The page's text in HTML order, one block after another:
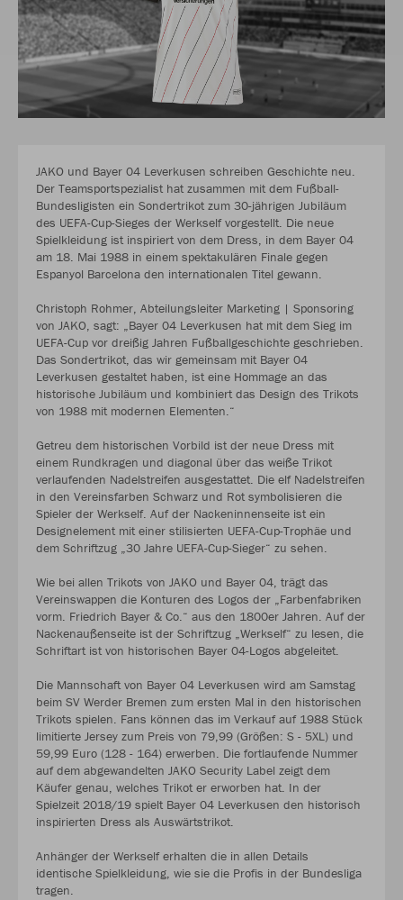
JAKO und Bayer 04 Leverkusen schreiben Geschichte neu.
Der Teamsportspezialist hat zusammen mit dem Fußball-
Bundesligisten ein Sondertrikot zum 30-jährigen Jubiläum
des UEFA-Cup-Sieges der Werkself vorgestellt. Die neue
Spielkleidung ist inspiriert von dem Dress, in dem Bayer 04
am 18. Mai 1988 in einem spektakulären Finale gegen
Espanyol Barcelona den internationalen Titel gewann.
Christoph Rohmer, Abteilungsleiter Marketing | Sponsoring
von JAKO, sagt: „Bayer 04 Leverkusen hat mit dem Sieg im
UEFA-Cup vor dreißig Jahren Fußballgeschichte geschrieben.
Das Sondertrikot, das wir gemeinsam mit Bayer 04
Leverkusen gestaltet haben, ist eine Hommage an das
historische Jubiläum und kombiniert das Design des Trikots
von 1988 mit modernen Elementen.“
Getreu dem historischen Vorbild ist der neue Dress mit
einem Rundkragen und diagonal über das weiße Trikot
verlaufenden Nadelstreifen ausgestattet. Die elf Nadelstreifen
in den Vereinsfarben Schwarz und Rot symbolisieren die
Spieler der Werkself. Auf der Nackeninnenseite ist ein
Designelement mit einer stilisierten UEFA-Cup-Trophäe und
dem Schriftzug „30 Jahre UEFA-Cup-Sieger“ zu sehen.
Wie bei allen Trikots von JAKO und Bayer 04, trägt das
Vereinswappen die Konturen des Logos der „Farbenfabriken
vorm. Friedrich Bayer & Co.“ aus den 1800er Jahren. Auf der
Nackenaußenseite ist der Schriftzug „Werkself“ zu lesen, die
Schriftart ist von historischen Bayer 04-Logos abgeleitet.
Die Mannschaft von Bayer 04 Leverkusen wird am Samstag
beim SV Werder Bremen zum ersten Mal in den historischen
Trikots spielen. Fans können das im Verkauf auf 1988 Stück
limitierte Jersey zum Preis von 79,99 (Größen: S - 5XL) und
59,99 Euro (128 - 164) erwerben. Die fortlaufende Nummer
auf dem abgewandelten JAKO Security Label zeigt dem
Käufer genau, welches Trikot er erworben hat. In der
Spielzeit 2018/19 spielt Bayer 04 Leverkusen den historisch
inspirierten Dress als Auswärtstrikot.
Anhänger der Werkself erhalten die in allen Details
identische Spielkleidung, wie sie die Profis in der Bundesliga
tragen.